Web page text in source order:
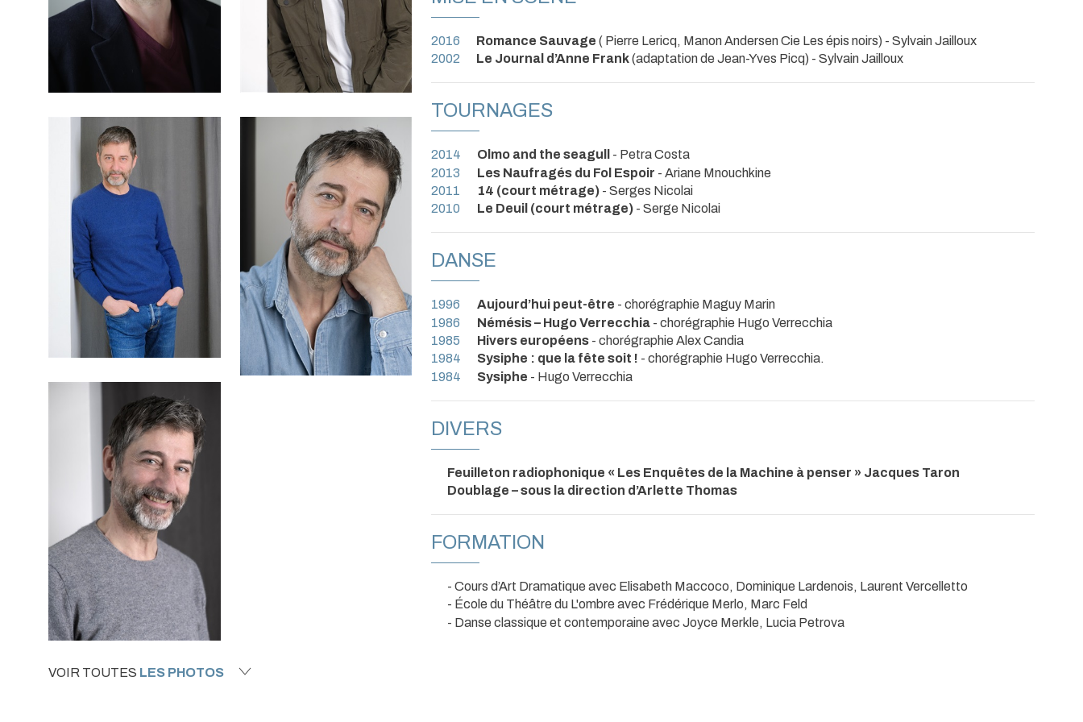
VOIR TOUTES LES PHOTOS
2016 Romance Sauvage ( Pierre Lericq, Manon Andersen Cie Les épis noirs) - Sylvain Jailloux
2002
Le Journal d’Anne Frank(adaptation de Jean-Yves Picq) - Sylvain Jailloux
TOURNAGES
2014 Olmo and the seagull - Petra Costa
2013
Les Naufragés du Fol Espoir - Ariane Mnouchkine
2011
14 (court métrage) - Serges Nicolai
2010
Le Deuil (court métrage) - Serge Nicolai
DANSE
1996 Aujourd’hui peut-être - chorégraphie Maguy Marin
1986
Némésis – Hugo Verrecchia - chorégraphie Hugo Verrecchia
1985
Hivers européens - chorégraphie Alex Candia
1984
Sysiphe : que la fête soit ! - chorégraphie Hugo Verrecchia.
1984
Sysiphe - Hugo Verrecchia
DIVERS
Feuilleton radiophonique « Les Enquêtes de la Machine à penser » Jacques Taron
Doublage – sous la direction d’Arlette Thomas
FORMATION
- Cours d’Art Dramatique avec Elisabeth Maccoco, Dominique Lardenois, Laurent Vercelletto
- École du Théâtre du L'ombre avec Frédérique Merlo, Marc Feld
- Danse classique et contemporaine avec Joyce Merkle, Lucia Petrova